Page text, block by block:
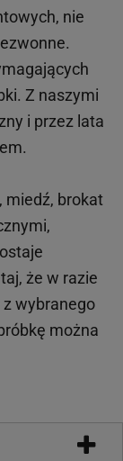
, nie
Z naszymi
i przez lata
miedź, brokat
że w razie
wybranego
można